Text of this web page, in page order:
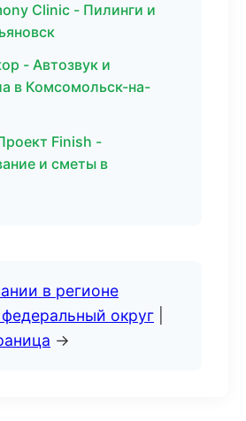
Clinic - Пилинги и
- Автозвук и
в Комсомольск-на-
Finish -
и сметы в
в регионе
округ
→